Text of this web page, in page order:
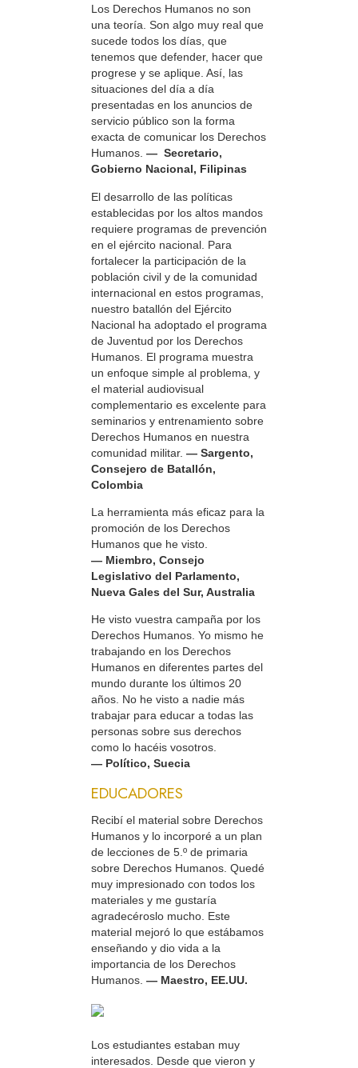
Los Derechos Humanos no son
una teoría. Son algo muy real que
sucede todos los días, que
tenemos que defender, hacer que
progrese y se aplique. Así, las
situaciones del día a día
presentadas en los anuncios de
servicio público son la forma
exacta de comunicar los Derechos
Humanos. — Secretario,
Gobierno Nacional, Filipinas
El desarrollo de las políticas
establecidas por los altos mandos
requiere programas de prevención
en el ejército nacional. Para
fortalecer la participación de la
población civil y de la comunidad
internacional en estos programas,
nuestro batallón del Ejército
Nacional ha adoptado el programa
de Juventud por los Derechos
Humanos. El programa muestra
un enfoque simple al problema, y
el material audiovisual
complementario es excelente para
seminarios y entrenamiento sobre
Derechos Humanos en nuestra
comunidad militar. — Sargento,
Consejero de Batallón,
Colombia
La herramienta más eficaz para la
promoción de los Derechos
Humanos que he visto.
— Miembro, Consejo
Legislativo del Parlamento,
Nueva Gales del Sur, Australia
He visto vuestra campaña por los
Derechos Humanos. Yo mismo he
trabajando en los Derechos
Humanos en diferentes partes del
mundo durante los últimos 20
años. No he visto a nadie más
trabajar para educar a todas las
personas sobre sus derechos
como lo hacéis vosotros.
— Político, Suecia
EDUCADORES
Recibí el material sobre Derechos
Humanos y lo incorporé a un plan
de lecciones de 5.º de primaria
sobre Derechos Humanos. Quedé
muy impresionado con todos los
materiales y me gustaría
agradecéroslo mucho. Este
material mejoró lo que estábamos
enseñando y dio vida a la
importancia de los Derechos
Humanos. — Maestro, EE.UU.
Los estudiantes estaban muy
interesados. Desde que vieron y